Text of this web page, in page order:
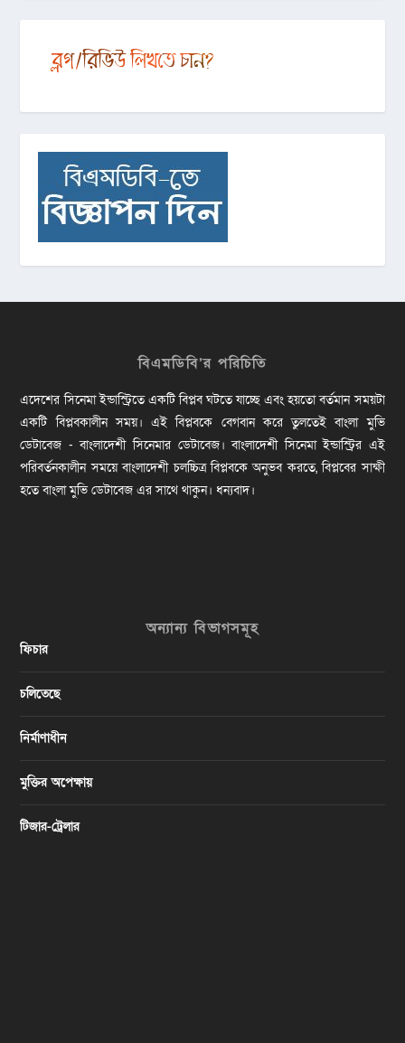
বিএমডিবি’র পরিচিতি
এদেশের সিনেমা ইন্ডাস্ট্রিতে একটি বিপ্লব ঘটতে যাচ্ছে এবং হয়তো বর্তমান সময়টা
একটি বিপ্লবকালীন সময়। এই বিপ্লবকে বেগবান করে তুলতেই বাংলা মুভি
ডেটাবেজ - বাংলাদেশী সিনেমার ডেটাবেজ। বাংলাদেশী সিনেমা ইন্ডাস্ট্রির এই
পরিবর্তনকালীন সময়ে বাংলাদেশী চলচ্চিত্র বিপ্লবকে অনুভব করতে, বিপ্লবের সাক্ষী
হতে বাংলা মুভি ডেটাবেজ এর সাথে থাকুন। ধন্যবাদ।
অন্যান্য বিভাগসমূহ
ফিচার
চলিতেছে
নির্মাণাধীন
মুক্তির অপেক্ষায়
টিজার-ট্রেলার